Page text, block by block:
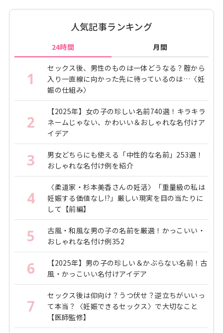
人気記事ランキング
24時間 月間
1
セックス後、男性のものは一体どうなる？腟から
入り一直線に向かった先に待っているのは…〈妊
娠の仕組み〉
2
【2025年】女の子の珍しい名前740選！キラキラ
ネームじゃない、かわいい＆おしゃれな名付けア
イデア
3
男女どちらにも使える「中性的な名前」253選！
おしゃれな名付け例を紹介
4
〈柔道家・杉本美香さんの妊活〉「重量級の私は
妊娠する価値なし!?」厳しい現実を目の当たりに
して【前編】
5
古風・和風な男の子の名前を厳選！かっこいい・
おしゃれな名付け例352
6
【2025年】男の子の珍しい＆かぶらない名前！古
風・かっこいい名付けアイデア
7
セックス後は仰向け？うつ伏せ？逆立ちがいいっ
て本当？〈妊娠できるセックス〉で大切なこと
【医師監修】